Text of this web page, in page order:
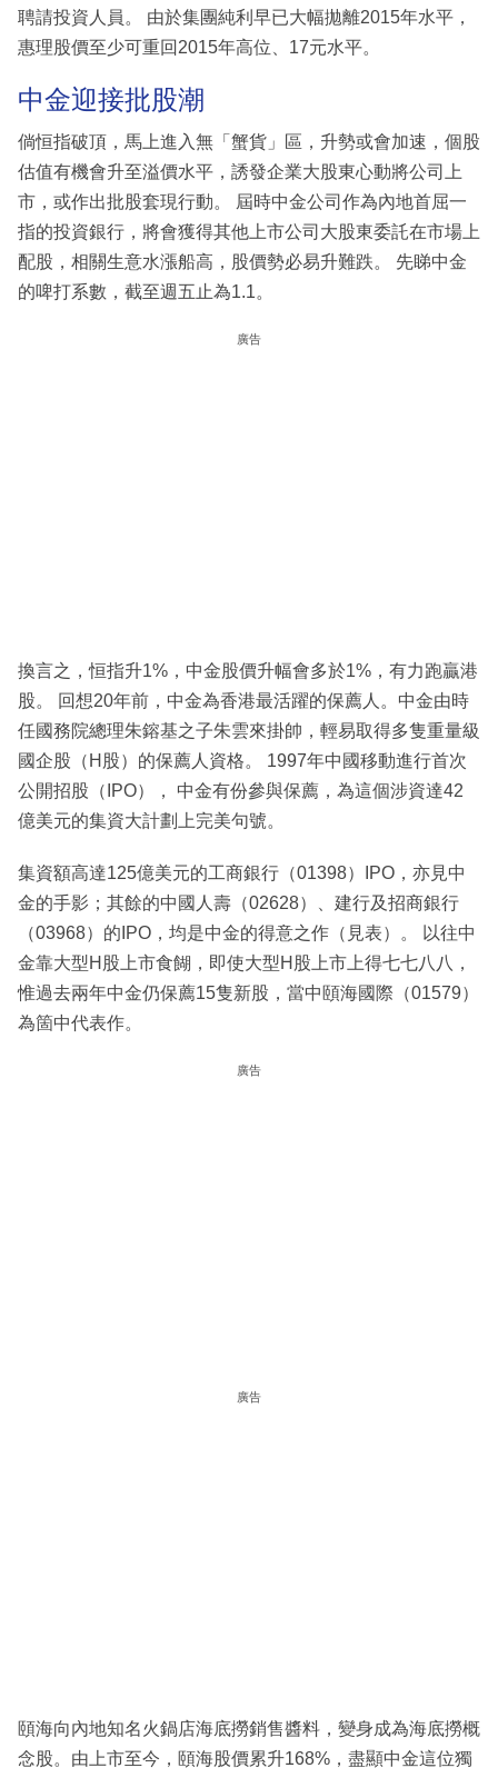
聘請投資人員。 由於集團純利早已大幅拋離2015年水平，
惠理股價至少可重回2015年高位、17元水平。
中金迎接批股潮
倘恒指破頂，馬上進入無「蟹貨」區，升勢或會加速，個股
估值有機會升至溢價水平，誘發企業大股東心動將公司上
市，或作出批股套現行動。 屆時中金公司作為內地首屈一
指的投資銀行，將會獲得其他上市公司大股東委託在市場上
配股，相關生意水漲船高，股價勢必易升難跌。 先睇中金
的啤打系數，截至週五止為1.1。
廣告
換言之，恒指升1%，中金股價升幅會多於1%，有力跑贏港
股。 回想20年前，中金為香港最活躍的保薦人。中金由時
任國務院總理朱鎔基之子朱雲來掛帥，輕易取得多隻重量級
國企股（H股）的保薦人資格。 1997年中國移動進行首次
公開招股（IPO）， 中金有份參與保薦，為這個涉資達42
億美元的集資大計劃上完美句號。
集資額高達125億美元的工商銀行（01398）IPO，亦見中
金的手影；其餘的中國人壽（02628）、建行及招商銀行
（03968）的IPO，均是中金的得意之作（見表）。 以往中
金靠大型H股上市食餬，即使大型H股上市上得七七八八，
惟過去兩年中金仍保薦15隻新股，當中頤海國際（01579）
為箇中代表作。
廣告
廣告
頤海向內地知名火鍋店海底撈銷售醬料，變身成為海底撈概
念股。由上市至今，頤海股價累升168%，盡顯中金這位獨